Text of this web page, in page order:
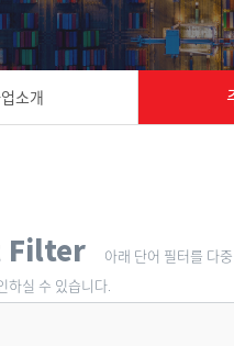
소개
Filter
아래 단어 필터를 다
하실 수 있습니다.